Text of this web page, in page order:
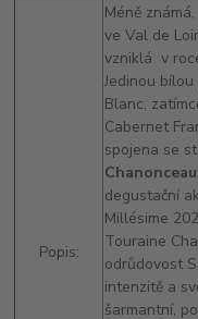
Popis:
Méně
ve Val de
vzniklá v
Jedinou
Blanc,
Cabernet
spojena se
degustační
Millésime
Touraine
odrůdovost
intenzitě a
šarmantní,